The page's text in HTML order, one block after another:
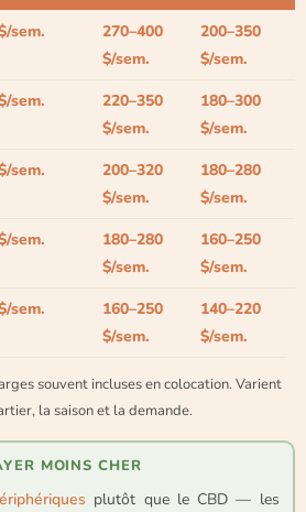
sem.
270–400
$/sem.
200–350
$/sem.
sem.
220–350
$/sem.
180–300
$/sem.
sem.
200–320
$/sem.
180–280
$/sem.
sem.
180–280
$/sem.
160–250
$/sem.
sem.
160–250
$/sem.
140–220
$/sem.
souvent incluses en colocation. Varient
la saison et la demande.
MOINS CHER
plutôt que le CBD — les